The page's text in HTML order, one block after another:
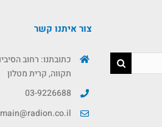
צור איתנו קשר
תקווה, קרית מטלון
03-9226688
main@radion.co.il